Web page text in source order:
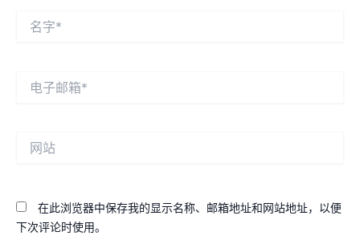
在此浏览器中保存我的显示名称、邮箱地址和网站地址，以便
下次评论时使用。